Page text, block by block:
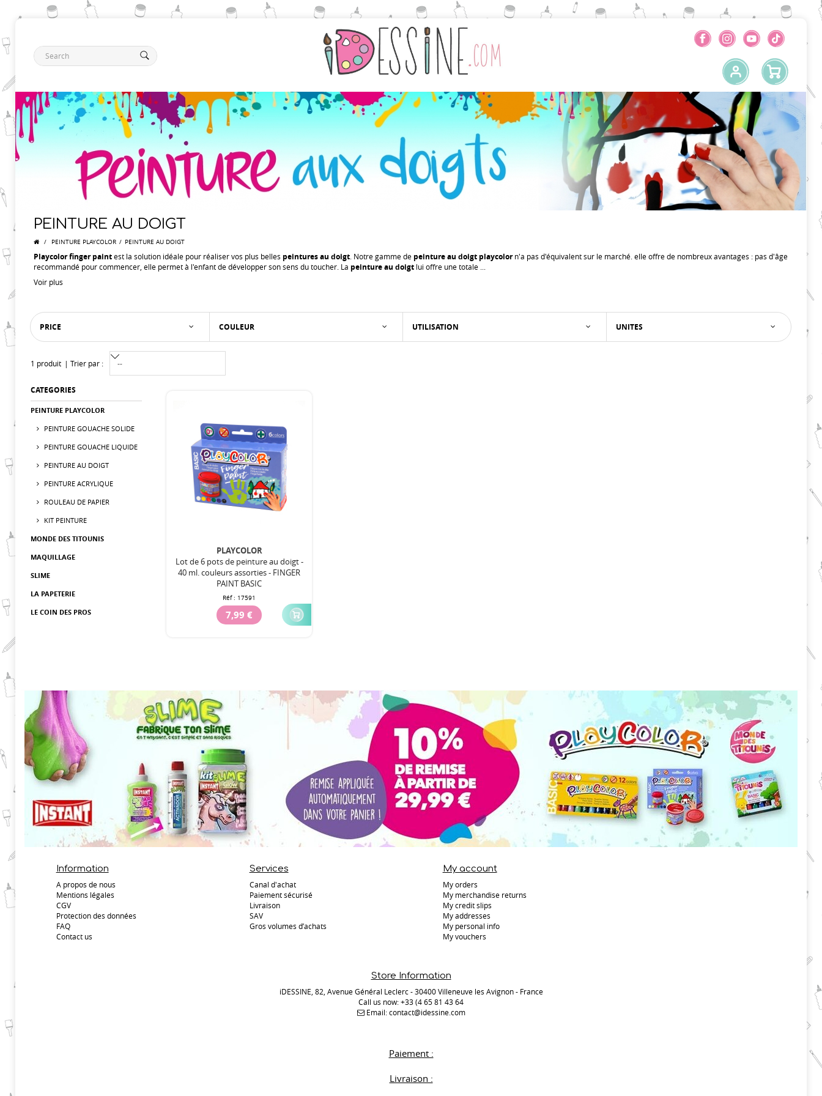
PEINTURE AU DOIGT
/ PEINTURE PLAYCOLOR / PEINTURE AU DOIGT
Playcolor finger paintest la solution idéale pour réaliser vos plus belles peintures au doigt . Notre gamme de peinture au doigt playcolorn'a pas d'équivalent sur le marché. elle offre de nombreux avantages : pas d'âge
recommandé pour commencer, elle permet à l'enfant de développer son sens du toucher. La peinture au doigt lui offre une totale ...
Voir plus
PRICE COULEUR UTILISATION UNITES
1 produit Trier par :
CATEGORIES
PEINTURE PLAYCOLOR
PEINTURE GOUACHE SOLIDE
PEINTURE GOUACHE LIQUIDE
PEINTURE AU DOIGT
PEINTURE ACRYLIQUE
ROULEAU DE PAPIER
KIT PEINTURE
MONDE DES TITOUNIS
MAQUILLAGE
SLIME
LA PAPETERIE
LE COIN DES PROS
PLAYCOLOR
Lot de 6 pots de peinture au doigt -
40 ml. couleurs assorties - FINGER
PAINT BASIC
Réf : 17591
7,99 €
Paiement :
Livraison :
Information
A propos de nous
Mentions légales
CGV
Protection des données
FAQ
Contact us
Services
Canal d'achat
Paiement sécurisé
Livraison
SAV
Gros volumes d’achats
My account
My orders
My merchandise returns
My credit slips
My addresses
My personal info
My vouchers
Store Information
iDESSINE, 82, Avenue Général Leclerc - 30400 Villeneuve les Avignon - France
Call us now:+33 (4 65 81 43 64
Email:contact@idessine.com